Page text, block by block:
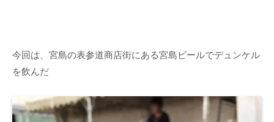
今回は、宮島の表参道商店街にある宮島ビールでデュンケル
を飲んだ